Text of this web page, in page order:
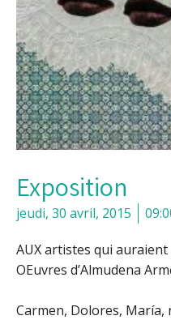
Exposition
jeudi, 30 avril, 2015
AUX artistes qui auraient
OEuvres d’Almudena
Carmen, Dolores, María,